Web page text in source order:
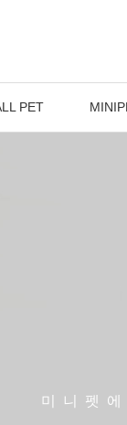
PET
미니펫